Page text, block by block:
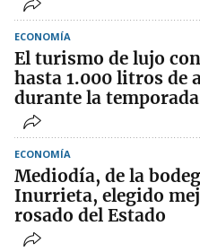
ECONOMÍA
El turismo de lujo
hasta 1.000 litros de
durante la
ECONOMÍA
Mediodía, de la
Inurrieta, elegido
rosado del Estado